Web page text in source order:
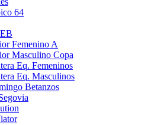
64
Femenino A
Masculino Copa
Eq. Femeninos
Eq. Masculinos
Betanzos